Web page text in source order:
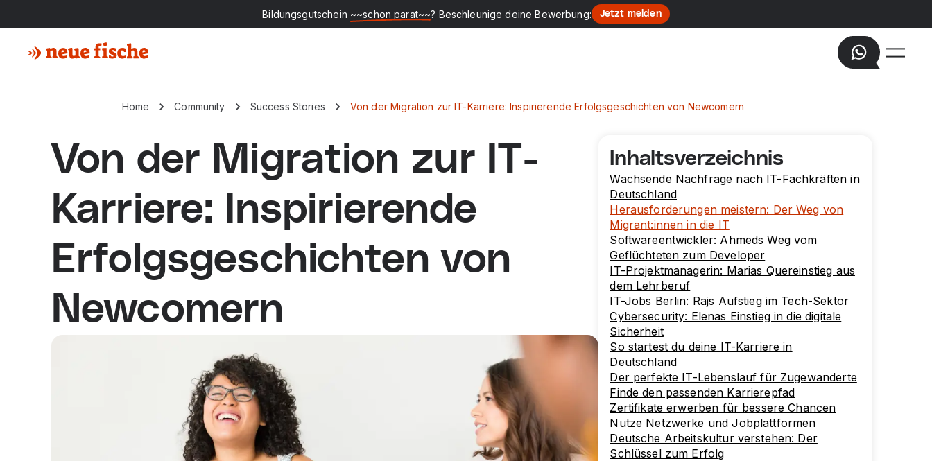
Bildungsgutschein ~~schon parat~~? Beschleunige deine Bewerbung: Jetzt melden
Home Community Success Stories Von der Migration zur IT-Karriere: Inspirierende Erfolgsgeschichten von Newcomern
Von der Migration zur IT-
Karriere: Inspirierende
Erfolgsgeschichten von
Newcomern
Inhaltsverzeichnis
Wachsende Nachfrage nach IT-Fachkräften in
Deutschland
Herausforderungen meistern: Der Weg von
Migrant:innen in die IT
Softwareentwickler: Ahmeds Weg vom
Geflüchteten zum Developer
IT-Projektmanagerin: Marias Quereinstieg aus
dem Lehrberuf
IT-Jobs Berlin: Rajs Aufstieg im Tech-Sektor
Cybersecurity: Elenas Einstieg in die digitale
Sicherheit
So startest du deine IT-Karriere in
Deutschland
Der perfekte IT-Lebenslauf für Zugewanderte
Finde den passenden Karrierepfad
Zertifikate erwerben für bessere Chancen
Nutze Netzwerke und Jobplattformen
Deutsche Arbeitskultur verstehen: Der
Schlüssel zum Erfolg